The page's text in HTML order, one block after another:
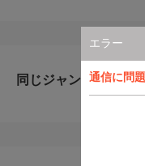
エラー
通信に問
同じジャンルのおす